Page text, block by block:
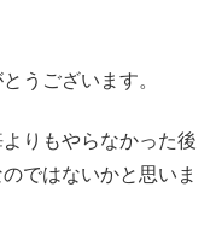
うございます。
りもやらなかった後
ではないかと思いま